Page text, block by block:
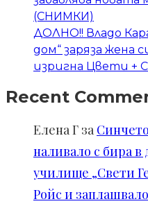
(СНИМКИ)
ДОЛНО!! Владо
дом“ заряза жена
изригна Цвети +
Recent
Елена Г за
наливало с бира в
училище „Свети
Ройс и